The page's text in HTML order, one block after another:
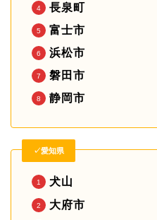
長泉町
富士市
浜松市
磐田市
静岡市
✓愛知県
犬山
大府市